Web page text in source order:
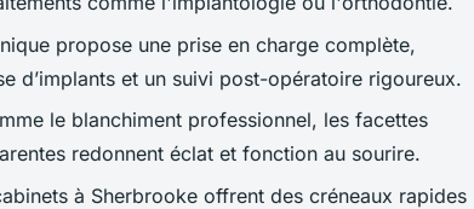
propose une prise en charge complète,
d’implants et un suivi post-opératoire rigoureux.
le blanchiment professionnel, les facettes
redonnent éclat et fonction au sourire.
à Sherbrooke offrent des créneaux rapides